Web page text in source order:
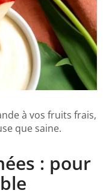
à vos fruits frais,
que saine.
: pour